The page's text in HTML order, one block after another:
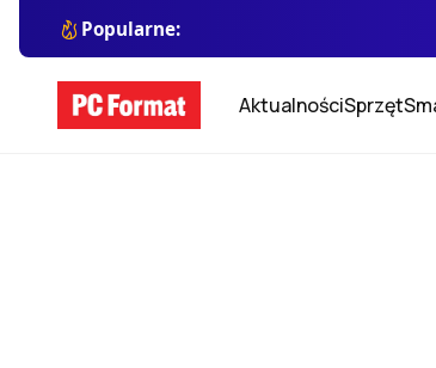
Popularne:
AktualnościSprzęt